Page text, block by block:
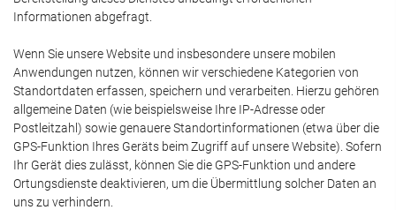
Informationen abgefragt.
Wenn Sie unsere Website und insbesondere unsere mobilen
Anwendungen nutzen, können wir verschiedene Kategorien von
Standortdaten erfassen, speichern und verarbeiten. Hierzu gehören
allgemeine Daten (wie beispielsweise Ihre IP-Adresse oder
Postleitzahl) sowie genauere Standortinformationen (etwa über die
GPS-Funktion Ihres Geräts beim Zugriff auf unsere Website). Sofern
Ihr Gerät dies zulässt, können Sie die GPS-Funktion und andere
Ortungsdienste deaktivieren, um die Übermittlung solcher Daten an
uns zu verhindern.